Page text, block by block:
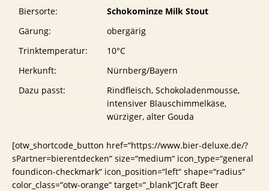
Biersorte:
Schokominze Milk Stout
Gärung:
obergärig
Trinktemperatur:
10°C
Herkunft:
Nürnberg/Bayern
Dazu passt:
Rindfleisch, Schokoladenmousse,
intensiver Blauschimmelkäse,
würziger, alter Gouda
[otw_shortcode_button href=“https://www.bier-deluxe.de/?
sPartner=bierentdecken“ size=“medium“ icon_type=“general
foundicon-checkmark“ icon_position=“left“ shape=“radius“
color_class=“otw-orange“ target=“_blank“]Craft Beer